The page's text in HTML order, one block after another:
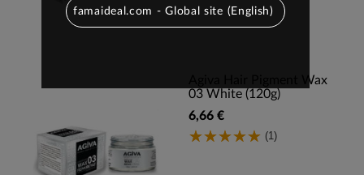
Agiva Hair Pigment Wax
03 White (120g)
6,66 €
(1)
famaideal.com - Global site (English)